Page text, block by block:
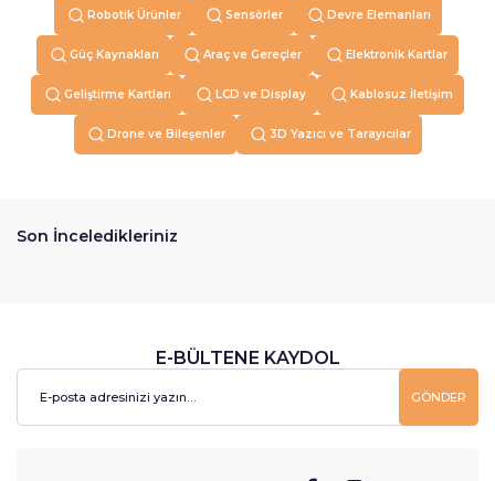
Robotik Ürünler Sensörler Devre Elemanları
Güç Kaynakları Araç ve Gereçler Elektronik Kartlar
Geliştirme Kartları LCD ve Display Kablosuz İletişim
Drone ve Bileşenler 3D Yazıcı ve Tarayıcılar
Son İnceledikleriniz
E-BÜLTENE KAYDOL
GÖNDER